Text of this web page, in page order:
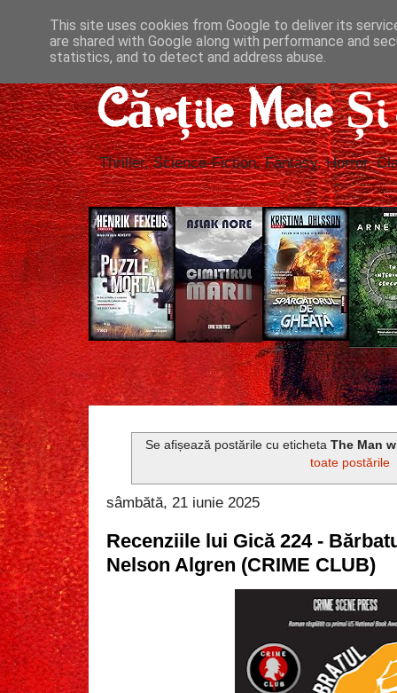
Cărțile Mele
Thriller, Science-Fiction, Fantasy, Horror,
Se afișează postările cu eticheta The Man
toate postările
sâmbătă, 21 iunie 2025
Recenziile lui Gică 224 -
Nelson Algren (CRIME CLUB)
This site uses cookies from Google to deliver its
are shared with Google along with performance and
statistics, and to detect and address abuse.